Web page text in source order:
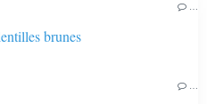
brunes